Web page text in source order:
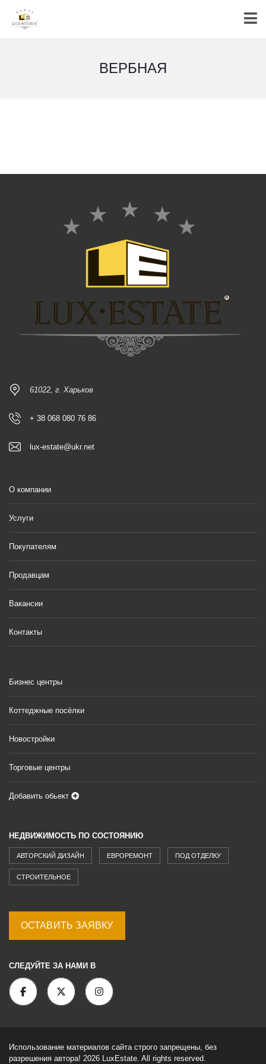
ВЕРБНАЯ
61022, г. Харьков
+ 38 068 080 76 86
lux-estate@ukr.net
О компании
Услуги
Покупателям
Продавцам
Вакансии
Контакты
Бизнес центры
Коттеджные посёлки
Новостройки
Торговые центры
Добавить обьект
НЕДВИЖИМОСТЬ ПО СОСТОЯНИЮ
АВТОРСКИЙ ДИЗАЙН ЕВРОРЕМОНТ ПОД ОТДЕЛКУ
СТРОИТЕЛЬНОЕ
ОСТАВИТЬ ЗАЯВКУ
СЛЕДУЙТЕ ЗА НАМИ В
Использование материалов сайта строго запрещены, без
разрешения автора! 2026 LuxEstate. All rights reserved.